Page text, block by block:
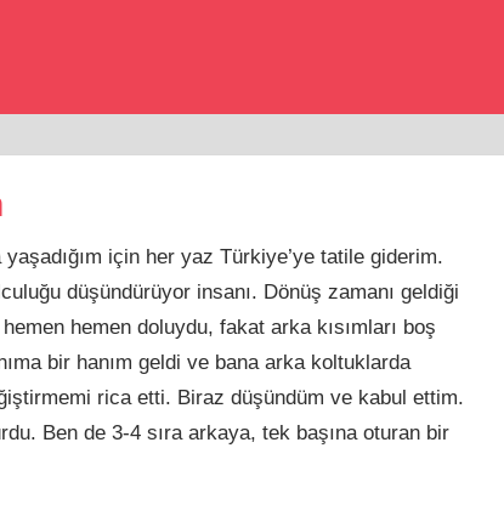
için her yaz Türkiye’ye tatile giderim.
düşündürüyor insanı. Dönüş zamanı geldiği
hemen doluydu, fakat arka kısımları boş
bir hanım geldi ve bana arka koltuklarda
rica etti. Biraz düşündüm ve kabul ettim.
Ben de 3-4 sıra arkaya, tek başına oturan bir